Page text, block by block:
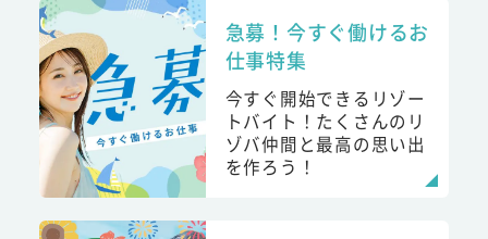
急募！今すぐ働けるお
仕事特集
今すぐ開始できるリゾー
トバイト！たくさんのリ
ゾバ仲間と最高の思い出
を作ろう！